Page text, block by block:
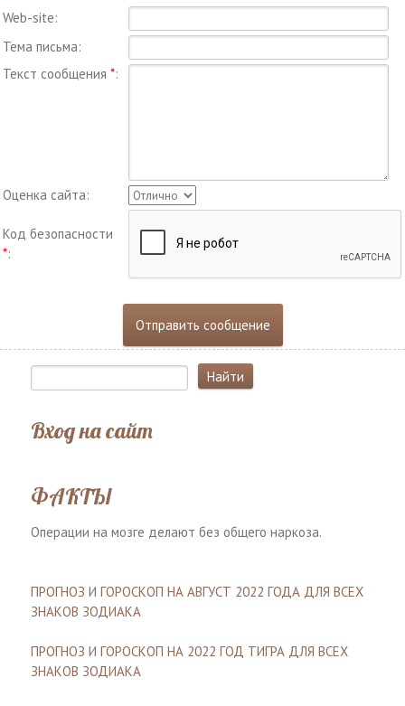
Web-site:
Тема письма:
Текст сообщения *:
Оценка сайта:
Код безопасности
*:
Вход на сайт
ФАКТЫ
Операции на мозге делают без общего наркоза.
ПРОГНОЗ И ГОРОСКОП НА АВГУСТ 2022 ГОДА ДЛЯ ВСЕХ
ЗНАКОВ ЗОДИАКА
ПРОГНОЗ И ГОРОСКОП НА 2022 ГОД ТИГРА ДЛЯ ВСЕХ
ЗНАКОВ ЗОДИАКА